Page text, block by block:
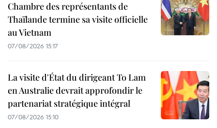
Chambre des représentants de
Thaïlande termine sa visite officielle
au Vietnam
07/08/2026 15:17
La visite d'État du dirigeant To Lam
en Australie devrait approfondir le
partenariat stratégique intégral
07/08/2026 15:10